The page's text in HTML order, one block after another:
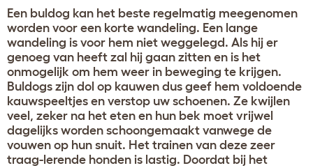
Een buldog kan het beste regelmatig meegenomen
worden voor een korte wandeling. Een lange
wandeling is voor hem niet weggelegd. Als hij er
genoeg van heeft zal hij gaan zitten en is het
onmogelijk om hem weer in beweging te krijgen.
Buldogs zijn dol op kauwen dus geef hem voldoende
kauwspeeltjes en verstop uw schoenen. Ze kwijlen
veel, zeker na het eten en hun bek moet vrijwel
dagelijks worden schoongemaakt vanwege de
vouwen op hun snuit. Het trainen van deze zeer
traag-lerende honden is lastig. Doordat bij het